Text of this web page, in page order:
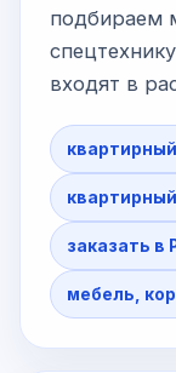
подбираем
входят в
заказать в
мебель,